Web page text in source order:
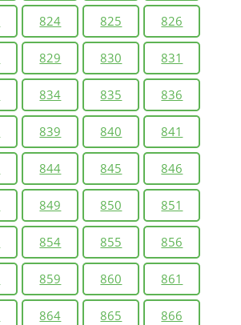
824 825 826
829 830 831
834 835 836
839 840 841
844 845 846
849 850 851
854 855 856
859 860 861
864 865 866